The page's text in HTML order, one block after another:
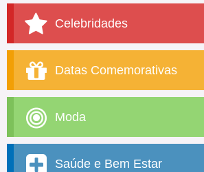
Celebridades
Datas Comemorativas
Moda
Saúde e Bem Estar